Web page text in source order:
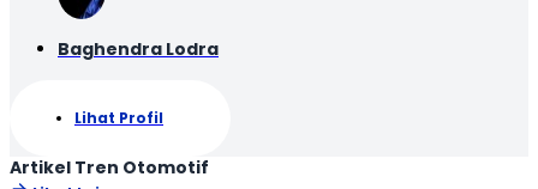
Baghendra Lodra
Lihat Profil
Artikel Tren Otomotif